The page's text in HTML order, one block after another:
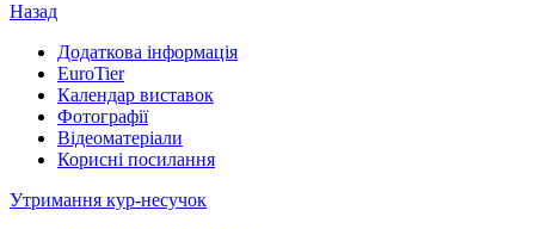
Назад
Додаткова інформація
EuroTier
Календар виставок
Фотографії
Відеоматеріали
Корисні посилання
Утримання кур-несучок